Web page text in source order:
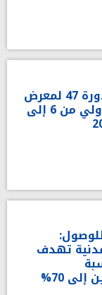
انطلاق الدورة 47 لمعرض
سوسة الدولي من 6 إلى
للوصول:
تهدف
70%